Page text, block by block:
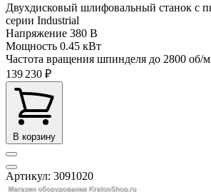
Двухдисковый шлифовальный станок с
серии Industrial
Напряжение 380 В
Мощность 0.45 кВт
Частота вращения шпинделя до 2800 об/
139 230 ₽
В корзину
Артикул: 3091020